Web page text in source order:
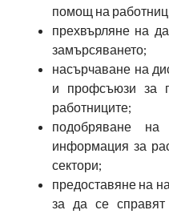
помощ на
прехвърляне на
замърсяването;
насърчаване на
и профсъюзи за
работниците;
подобряване
информация за
сектори;
предоставяне на
за да се